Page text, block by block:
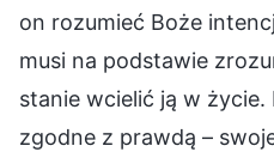
on rozumieć Boże
musi na podstawie
stanie wcielić ją w życie.
zgodne z prawdą –